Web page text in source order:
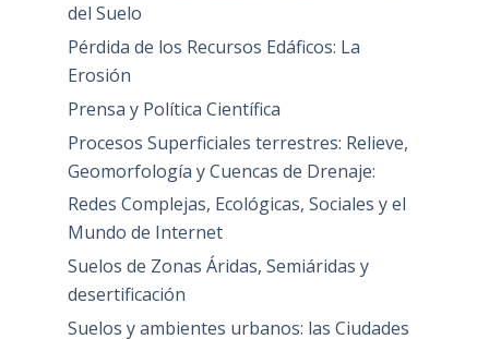
del Suelo
Pérdida de los Recursos Edáficos: La
Erosión
Prensa y Política Científica
Procesos Superficiales terrestres: Relieve,
Geomorfología y Cuencas de Drenaje:
Redes Complejas, Ecológicas, Sociales y el
Mundo de Internet
Suelos de Zonas Áridas, Semiáridas y
desertificación
Suelos y ambientes urbanos: las Ciudades